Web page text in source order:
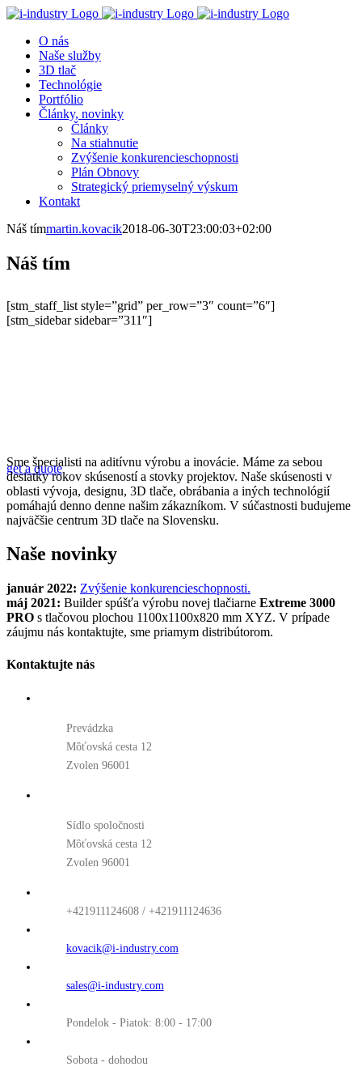
Skip
contentO nás
Naše služby
3D tlač
Technológie
Portfólio
Články, novinky
Články
Na stiahnutie
Zvýšenie konkurencieschopnosti
Plán Obnovy
Strategický priemyselný výskum
Kontakt
Náš tímmartin.kovacik2018-06-30T23:00:03+02:00
Náš tím
[stm_staff_list style=”grid” per_row=”3″ count=”6″]
[stm_sidebar sidebar=”311″]
get a quote
Sme špecialisti na aditívnu výrobu a inovácie. Máme za sebou
desiatky rokov skúseností a stovky projektov. Naše skúsenosti v
oblasti vývoja, designu, 3D tlače, obrábania a iných technológií
pomáhajú denno denne našim zákazníkom. V súčastnosti budujeme
najväčšie centrum 3D tlače na Slovensku.
Naše novinky
január 2022: Zvýšenie konkurencieschopnosti.
máj 2021: Builder spúšťa výrobu novej tlačiarne Extreme 3000
PRO s tlačovou plochou 1100x1100x820 mm XYZ. V prípade
záujmu nás kontaktujte, sme priamym distribútorom.
Kontaktujte nás
Prevádzka
Môťovská cesta 12
Zvolen 96001
Sídlo spoločnosti
Môťovská cesta 12
Zvolen 96001
+421911124608 / +421911124636
kovacik@i-industry.com
sales@i-industry.com
Pondelok - Piatok: 8:00 - 17:00
Sobota - dohodou